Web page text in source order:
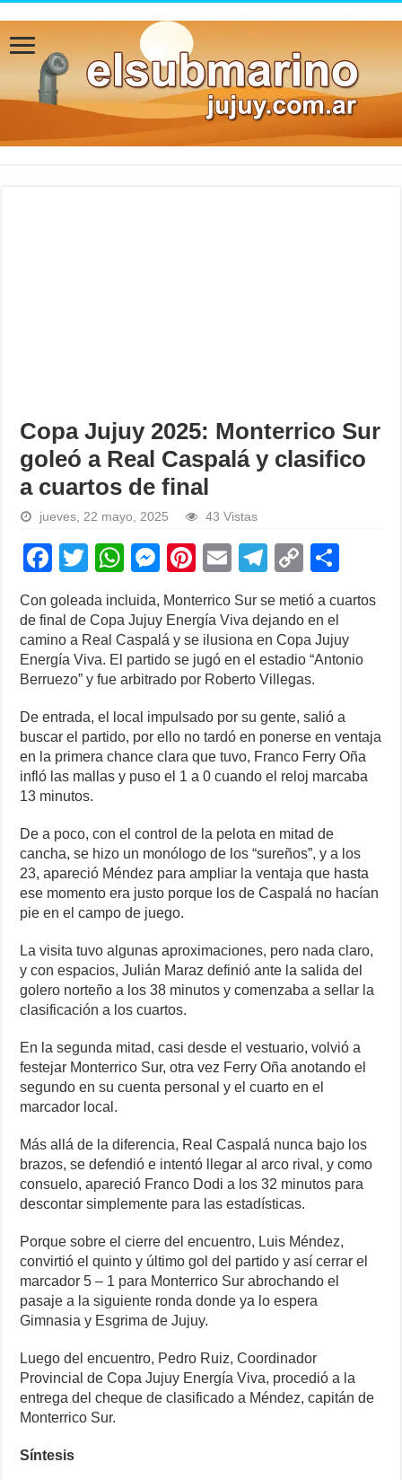
Copa Jujuy 2025: Monterrico Sur
goleó a Real Caspalá y clasifico
a cuartos de final
jueves, 22 mayo, 2025 43 Vistas
F
a
c
e
b
o
k
T
wi
tt
er
W
h
at
s
A
p
M
e
ss
e
n
er
Pi
nt
er
e
st
E
m
ail
T
e
gr
a
C
o
p
y
Li
k
ar
e
Con goleada incluida, Monterrico Sur se metió a cuartos
de final de Copa Jujuy Energía Viva dejando en el
camino a Real Caspalá y se ilusiona en Copa Jujuy
Energía Viva. El partido se jugó en el estadio “Antonio
Berruezo” y fue arbitrado por Roberto Villegas.
De entrada, el local impulsado por su gente, salió a
buscar el partido, por ello no tardó en ponerse en ventaja
en la primera chance clara que tuvo, Franco Ferry Oña
infló las mallas y puso el 1 a 0 cuando el reloj marcaba
13 minutos.
De a poco, con el control de la pelota en mitad de
cancha, se hizo un monólogo de los “sureños”, y a los
23, apareció Méndez para ampliar la ventaja que hasta
ese momento era justo porque los de Caspalá no hacían
pie en el campo de juego.
La visita tuvo algunas aproximaciones, pero nada claro,
y con espacios, Julián Maraz definió ante la salida del
golero norteño a los 38 minutos y comenzaba a sellar la
clasificación a los cuartos.
En la segunda mitad, casi desde el vestuario, volvió a
festejar Monterrico Sur, otra vez Ferry Oña anotando el
segundo en su cuenta personal y el cuarto en el
marcador local.
Más allá de la diferencia, Real Caspalá nunca bajo los
brazos, se defendió e intentó llegar al arco rival, y como
consuelo, apareció Franco Dodi a los 32 minutos para
descontar simplemente para las estadísticas.
Porque sobre el cierre del encuentro, Luis Méndez,
convirtió el quinto y último gol del partido y así cerrar el
marcador 5 – 1 para Monterrico Sur abrochando el
pasaje a la siguiente ronda donde ya lo espera
Gimnasia y Esgrima de Jujuy.
Luego del encuentro, Pedro Ruiz, Coordinador
Provincial de Copa Jujuy Energía Viva, procedió a la
entrega del cheque de clasificado a Méndez, capitán de
Monterrico Sur.
Síntesis